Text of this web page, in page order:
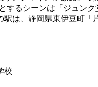
するシーンは「ジュンク
は、静岡県東伊豆町「
校